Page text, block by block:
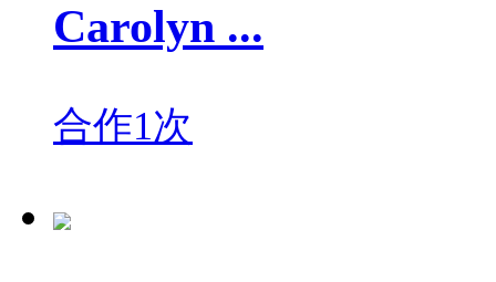
Carolyn ...
合作1次